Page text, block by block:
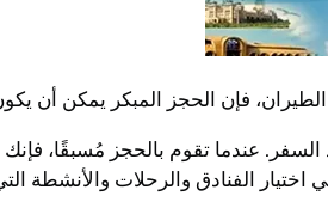
فإن الحجز المبكر يمكن أن
السفر. عندما تقوم بالحجز
اختيار الفنادق والرحلات